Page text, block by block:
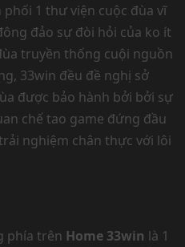
phối 1 thư viện cuộc đùa vĩ
đảo sự đòi hỏi của ko ít
truyền thống cuội nguồn
33win đều đề nghị sở
được bảo hành bởi bởi sự
chế tao game đứng đầu
nghiệm chân thực với lôi
phía trên Home 33win là 1